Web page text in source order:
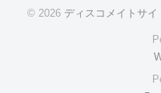
© 2026 ディスコメイトサ